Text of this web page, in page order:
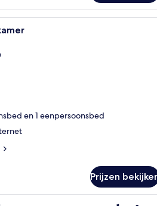
Een hotelkamer met twee
en 1 eenpersoonsbed
Prijzen